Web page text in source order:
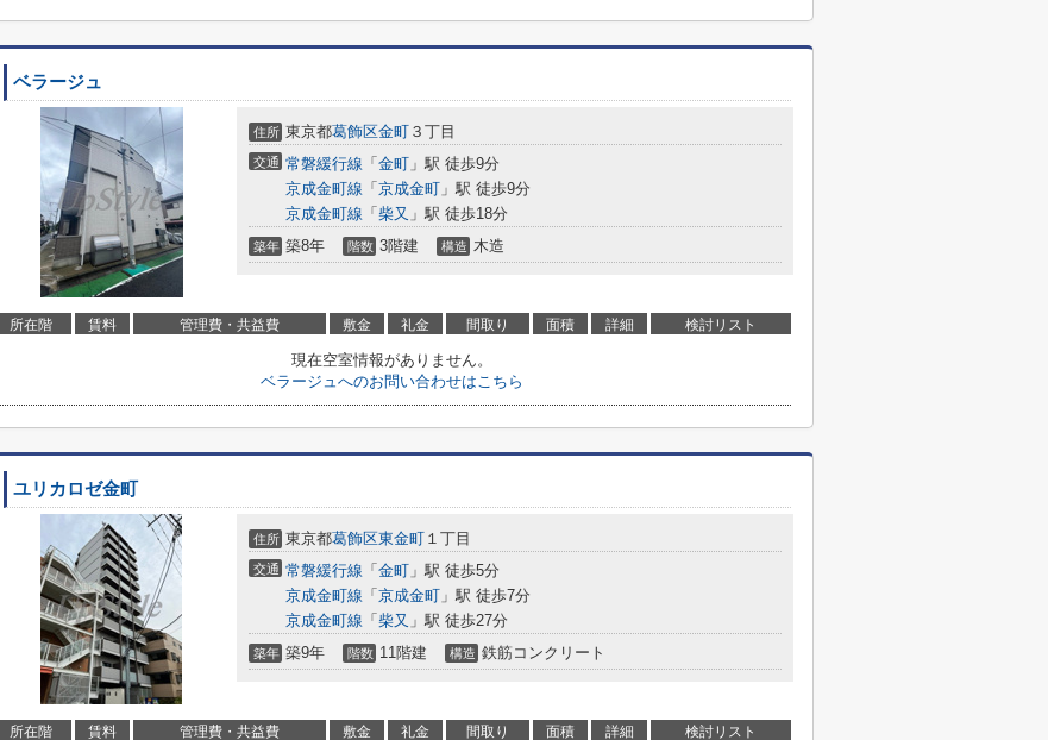
ベラージュ
住所 東京都葛飾区金町 ３丁目
交通 常磐緩行線 「 金町 」駅 徒歩9分
京成金町線 「 京成金町 」駅 徒歩9分
京成金町線 「 柴又 」駅 徒歩18分
築年 築8年 階数 3階建 構造 木造
所在階 賃料 管理費・共益費 敷金 礼金 間取り 面積 詳細 検討リスト
現在空室情報がありません。
ベラージュへのお問い合わせはこちら
ユリカロゼ金町
住所 東京都葛飾区東金町 １丁目
交通 常磐緩行線 「 金町 」駅 徒歩5分
京成金町線 「 京成金町 」駅 徒歩7分
京成金町線 「 柴又 」駅 徒歩27分
築年 築9年 階数 11階建 構造 鉄筋コンクリート
所在階 賃料 管理費・共益費 敷金 礼金 間取り 面積 詳細 検討リスト